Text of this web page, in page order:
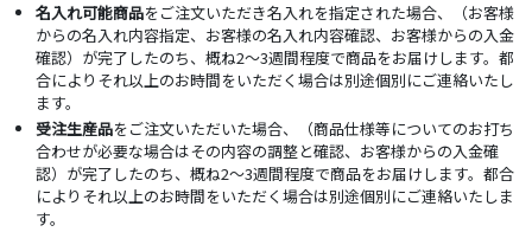
名入れ可能商品をご注文いただき名入れを指定された場合、（お客様
からの名入れ内容指定、お客様の名入れ内容確認、お客様からの入金
確認）が完了したのち、概ね2～3週間程度で商品をお届けします。都
合によりそれ以上のお時間をいただく場合は別途個別にご連絡いたし
ます。
受注生産品をご注文いただいた場合、（商品仕様等についてのお打ち
合わせが必要な場合はその内容の調整と確認、お客様からの入金確
認）が完了したのち、概ね2～3週間程度で商品をお届けします。都合
によりそれ以上のお時間をいただく場合は別途個別にご連絡いたしま
す。